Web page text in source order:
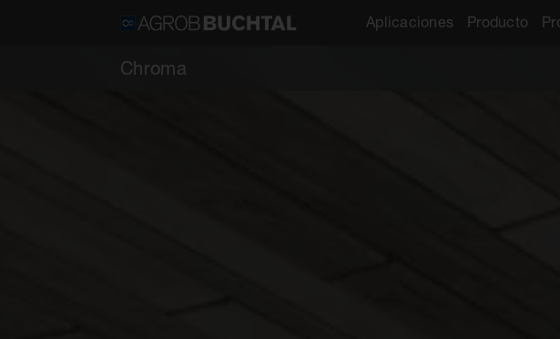
Aplicaciones Producto
Chroma